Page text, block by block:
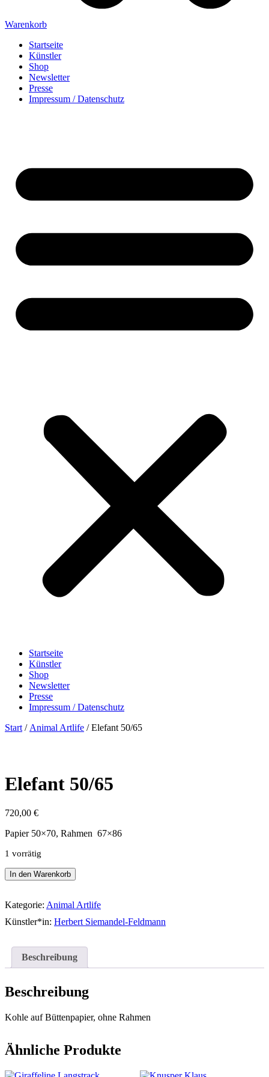
Warenkorb
Startseite
Künstler
Shop
Newsletter
Presse
Impressum / Datenschutz
Startseite
Künstler
Shop
Newsletter
Presse
Impressum / Datenschutz
Start / Animal Artlife / Elefant 50/65
Elefant 50/65
720,00 €
Papier 50×70, Rahmen 67×86
1 vorrätig
Elefant
50/65
In den Warenkorb
Kategorie: Animal Artlife
Künstler*in: Herbert Siemandel-Feldmann
Beschreibung
Beschreibung
Kohle auf Büttenpapier, ohne Rahmen
Ähnliche Produkte